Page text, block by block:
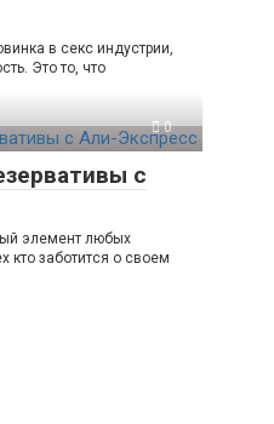
в секс индустрии,
Это то, что
0
с
элемент любых
кто заботится о своем